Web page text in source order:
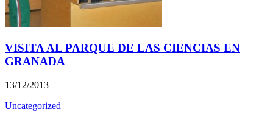
VISITA AL PARQUE DE LAS CIENCIAS EN
GRANADA
13/12/2013
Uncategorized